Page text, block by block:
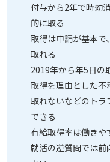
付与から2年で時効
的に取る
取得は申請が基本で
取れる
2019年から年5日の
取得を理由とした不
取れないなどのトラ
できる
有給取得率は働きや
就活の逆質問では前